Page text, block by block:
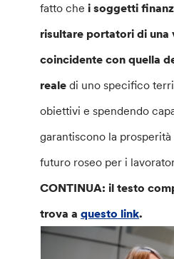
fatto chei soggetti
risultare portatori di una
coincidente con quella
reale di uno specifico
obiettivi e spendendo
garantiscono la prosperità
futuro roseo per i
CONTINUA: il testo
trova aquesto link.